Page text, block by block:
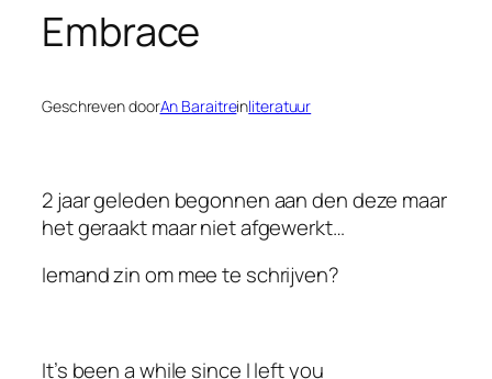
Embrace
Geschreven doorAn Baraitreinliteratuur
2 jaar geleden begonnen aan den deze maar
het geraakt maar niet afgewerkt…
Iemand zin om mee te schrijven?
It’s been a while since I left you